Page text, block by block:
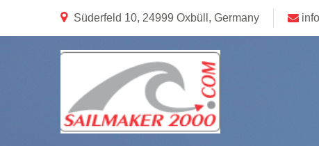
Süderfeld 10, 24999 Oxbüll, Germany